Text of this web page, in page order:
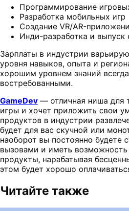
Программирование
Разработка мобильных игр
Создание VR/AR-
Инди-разработка и выпуск
Зарплаты в индустрии
уровня навыков, опыта и
хорошим уровнем знаний
востребованными.
GameDev — отличная ниша для
игры и хочет приложить свои
продуктов в индустрии
будет для вас скучной или
наоборот вы постоянно будете
вызовами и иметь возможность
продукты, нарабатывая
этом будет хорошо
Читайте также